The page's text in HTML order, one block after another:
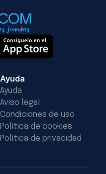
Ayuda
Ayuda
Aviso legal
Condiciones de uso
Política de cookies
Política de privacidad